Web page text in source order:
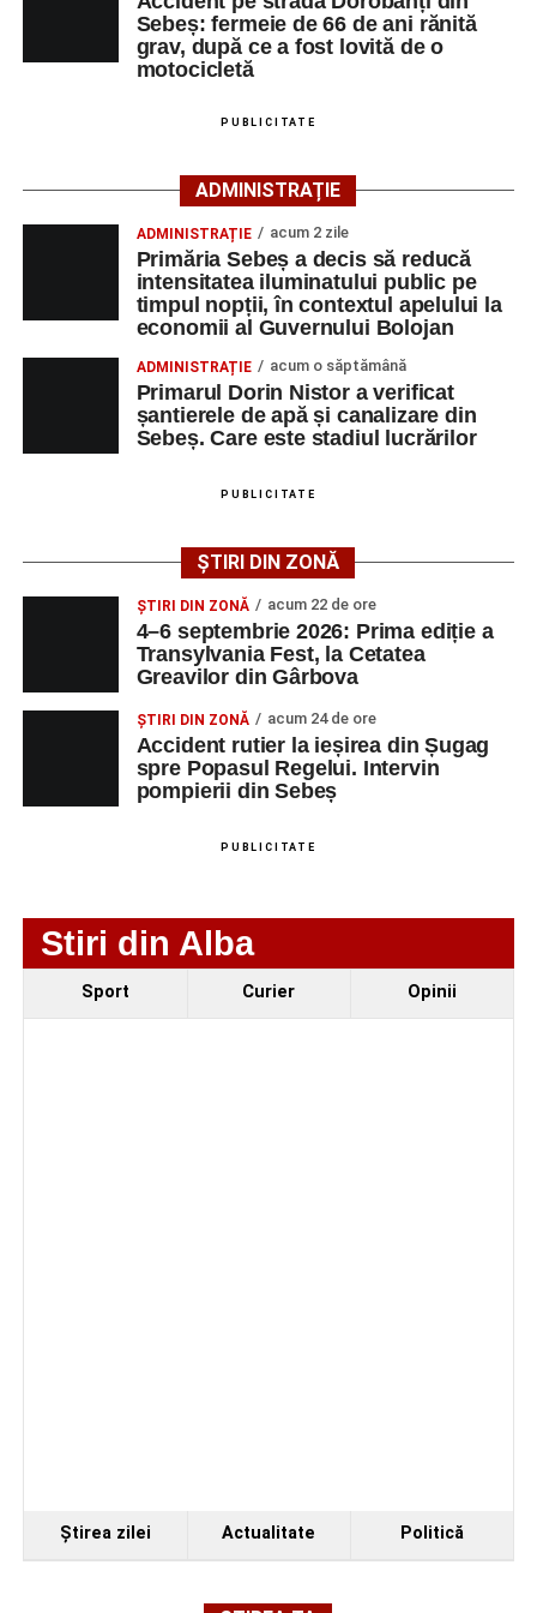
Fest, la Cetatea Greavilor din Gârbova
cercetărilor și stabilirea împrejurărilor exacte în care s-a
produs accidentul. De asemenea, aceștia acționează
66 ani, va fi transportată la UPU Alba Iulia”
Adaugă-ne ca sursă preferată
Urmărește-ne pe Google News
Ultimele știri din Sebeș
Femeie de 66 de ani, transportată în stare gravă la
strada Dorobanți din Sebeș
Accident pe strada Dorobanți din Sebeș: fermeie
de 66 de ani rănită grav, după ce a fost lovită de o
motocicletă
4–6 septembrie 2026: Prima ediție a Transylvania
Fest, la Cetatea Greavilor din Gârbova
Sebeș: fermeie de 66 de ani rănită
grav, după ce a fost lovită de o
motocicletă
PUBLICITATE
ADMINISTRAȚIE
ADMINISTRAȚIE acum 2 zile
Primăria Sebeș a decis să reducă
intensitatea iluminatului public pe
timpul nopții, în contextul apelului la
economii al Guvernului Bolojan
ADMINISTRAȚIE acum o săptămână
Primarul Dorin Nistor a verificat
șantierele de apă și canalizare din
Sebeș. Care este stadiul lucrărilor
PUBLICITATE
ȘTIRI DIN ZONĂ
ȘTIRI DIN ZONĂ acum 22 de ore
4–6 septembrie 2026: Prima ediție a
Transylvania Fest, la Cetatea
Greavilor din Gârbova
ȘTIRI DIN ZONĂ acum 24 de ore
Accident rutier la ieșirea din Șugag
spre Popasul Regelui. Intervin
pompierii din Sebeș
PUBLICITATE
Stiri din Alba
Sport Curier Opinii
Ştirea zilei Actualitate Politică